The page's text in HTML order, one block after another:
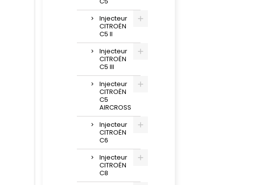
Injecteur
CITROËN
C5 II
Injecteur
CITROËN
C5 III
Injecteur
CITROËN
C5
AIRCROSS
Injecteur
CITROËN
C6
Injecteur
CITROËN
C8